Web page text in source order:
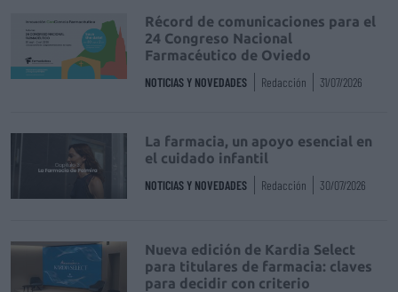
Récord de comunicaciones para el
24 Congreso Nacional
Farmacéutico de Oviedo
NOTICIAS Y NOVEDADES Redacción 31/07/2026
La farmacia, un apoyo esencial en
el cuidado infantil
NOTICIAS Y NOVEDADES Redacción 30/07/2026
Nueva edición de Kardia Select
para titulares de farmacia: claves
para decidir con criterio